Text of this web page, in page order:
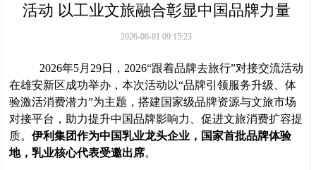
活动 以工业文旅融合彰显中国品牌力量
2026-06-01 09:15:23
2026年5月29日，2026“跟着品牌去旅行”对接交流活动
在雄安新区成功举办，本次活动以“品牌引领服务升级、体
验激活消费潜力”为主题，搭建国家级品牌资源与文旅市场
对接平台，助力提升中国品牌影响力、促进文旅消费扩容提
质。 伊利集团作为中国乳业龙头企业， 国家首批品牌体验
地，乳业核心代表受邀出席。